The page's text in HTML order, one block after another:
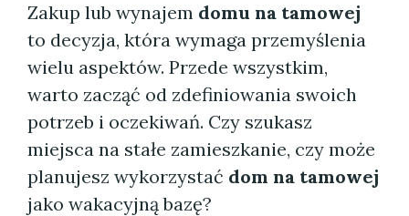
Zakup lub wynajem domu na tamowej
to decyzja, która wymaga przemyślenia
wielu aspektów. Przede wszystkim,
warto zacząć od zdefiniowania swoich
potrzeb i oczekiwań. Czy szukasz
miejsca na stałe zamieszkanie, czy może
planujesz wykorzystać dom na tamowej
jako wakacyjną bazę?